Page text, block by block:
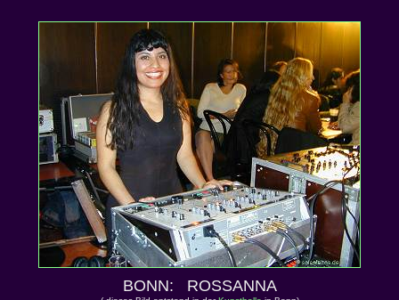
BONN: ROSSANNA